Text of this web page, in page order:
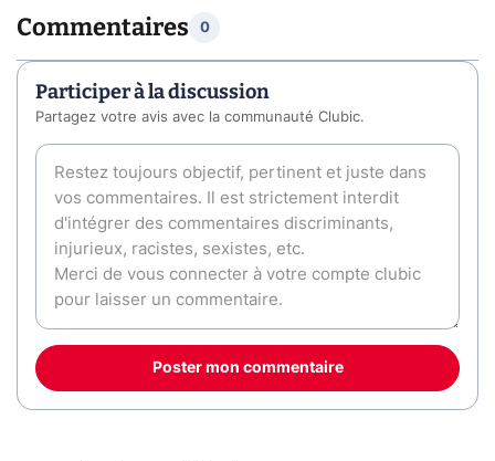
Commentaires 0
Participer à la discussion
Partagez votre avis avec la communauté Clubic.
Poster mon commentaire